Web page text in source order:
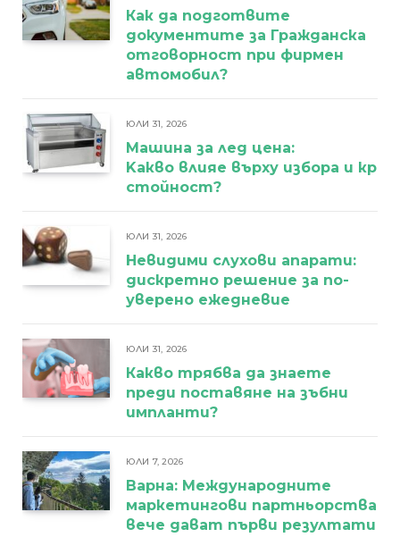
Как да подготвите
документите за Гражданска
отговорност при фирмен
автомобил?
ЮЛИ 31, 2026
Машина за лед цена:
Kакво влияе върху избора и
стойност?
ЮЛИ 31, 2026
Невидими слухови апарати:
дискретно решение за по-
уверено ежедневие
ЮЛИ 31, 2026
Какво трябва да знаете
преди поставяне на зъбни
импланти?
ЮЛИ 7, 2026
Варна: Международните
маркетингови партньорства
вече дават първи резултати